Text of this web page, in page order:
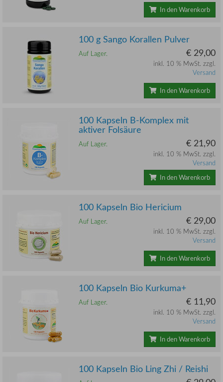
In den Warenkorb
100 g Sango Korallen Pulver
Auf Lager. € 29,00
inkl. 10 % MwSt. zzgl.
Versand
In den Warenkorb
100 Kapseln B-Komplex mit
aktiver Folsäure
Auf Lager. € 21,90
inkl. 10 % MwSt. zzgl.
Versand
In den Warenkorb
100 Kapseln Bio Hericium
Auf Lager. € 29,00
inkl. 10 % MwSt. zzgl.
Versand
In den Warenkorb
100 Kapseln Bio Kurkuma+
Auf Lager. € 11,90
inkl. 10 % MwSt. zzgl.
Versand
In den Warenkorb
100 Kapseln Bio Ling Zhi / Reishi